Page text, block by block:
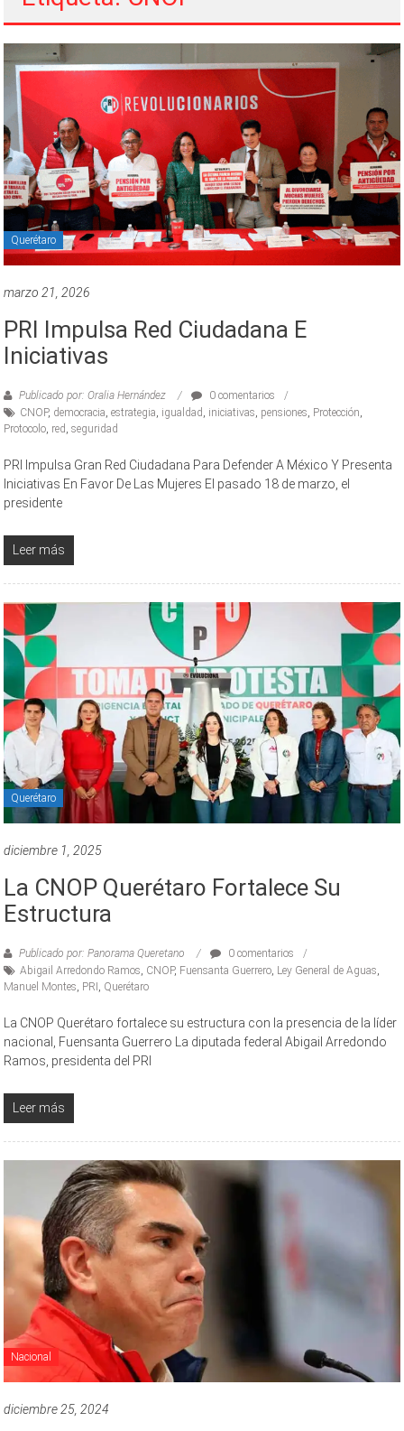
Querétaro
marzo 21, 2026
PRI Impulsa Red Ciudadana E
Iniciativas
Publicado por: Oralia Hernández
0 comentarios
CNOP, democracia ,estrategia igualdad iniciativas pensiones Protección
Protocolo red ,seguridad
PRI Impulsa Gran Red Ciudadana Para Defender A México Y Presenta
Iniciativas En Favor De Las Mujeres El pasado 18 de marzo, el
presidente
Leer más
Querétaro
diciembre 1, 2025
La CNOP Querétaro Fortalece Su
Estructura
Publicado por: Panorama Queretano
0 comentarios
Abigail Arredondo Ramos, CNOP, Fuensanta Guerrero, Ley General de Aguas,
Manuel Montes, PRI , Querétaro
La CNOP Querétaro fortalece su estructura con la presencia de la líder
nacional, Fuensanta Guerrero La diputada federal Abigail Arredondo
Ramos, presidenta del PRI
Leer más
Nacional
diciembre 25, 2024